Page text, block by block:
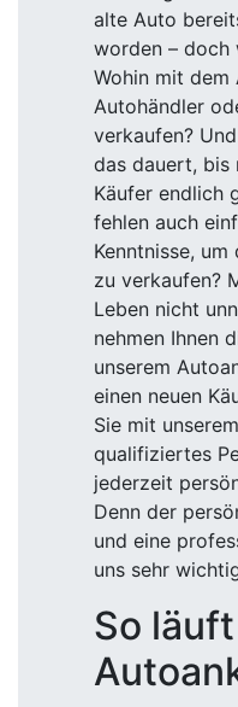
alte Auto
worden – doch
Wohin mit dem
Autohändler
verkaufen?
das dauert, bis
Käufer endlich
fehlen auch
Kenntnisse,
zu verkaufen?
Leben nicht
nehmen Ihnen
unserem
einen neuen
Sie mit
qualifiziertes
jederzeit
Denn der
und eine
uns sehr
So